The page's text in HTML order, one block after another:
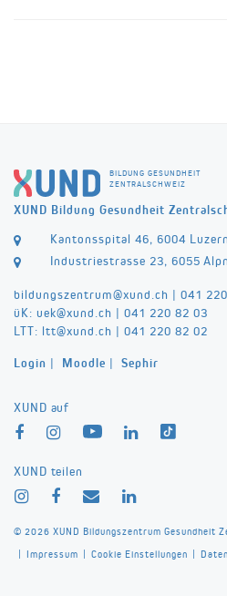
BILDUNG GESUNDHEIT
ZENTRALSCHWEIZ
XUND Bildung Gesundheit
Kantonsspital 46, 6004 Luzern
Industriestrasse 23, 6055
bildungszentrum@xund.ch | 041
üK: uek@xund.ch | 041 220 82 03
LTT: ltt@xund.ch | 041 220 82 02
Login | Moodle | Sephir
XUND auf
XUND teilen
© 2026 XUND Bildungszentrum Gesundheit
| Impressum | Cookie Einstellungen |